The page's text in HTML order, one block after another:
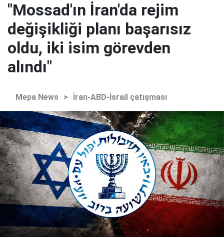
"Mossad'ın İran'da rejim
değişikliği planı başarısız
oldu, iki isim görevden
alındı"
Mepa News > İran-ABD-İsrail çatışması